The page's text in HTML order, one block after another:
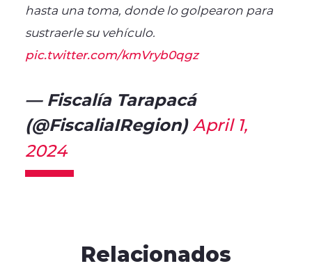
hasta una toma, donde lo golpearon para
sustraerle su vehículo.
pic.twitter.com/kmVryb0qgz
— Fiscalía Tarapacá
(@FiscaliaIRegion) April 1,
2024
Relacionados